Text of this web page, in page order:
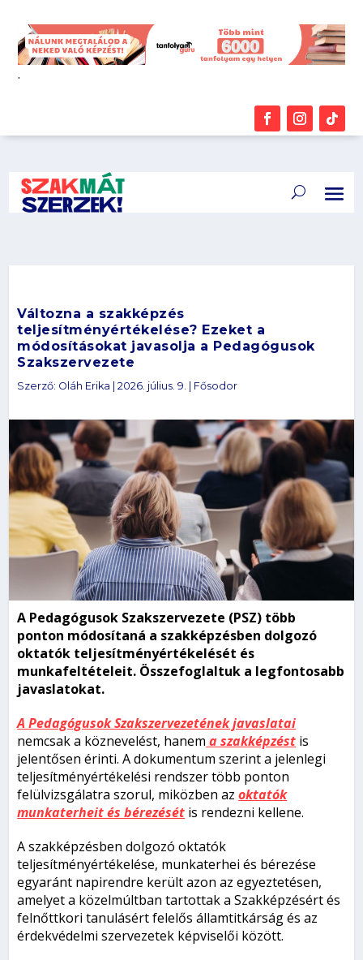
.
Változna a szakképzés
teljesítményértékelése? Ezeket a
módosításokat javasolja a Pedagógusok
Szakszervezete
Szerző: Oláh Erika |2026. július. 9. Fősodor
A Pedagógusok Szakszervezete (PSZ) több
ponton módosítaná a szakképzésben dolgozó
oktatók teljesítményértékelését és
munkafeltételeit. Összefoglaltuk a legfontosabb
javaslatokat.
A Pedagógusok Szakszervezetének javaslatai
nemcsak a köznevelést, hanem a szakképzést is
jelentősen érinti. A dokumentum szerint a jelenlegi
teljesítményértékelési rendszer több ponton
felülvizsgálatra szorul, miközben azoktatók
munkaterheit és bérezését is rendezni kellene.
A szakképzésben dolgozó oktatók
teljesítményértékelése, munkaterhei és bérezése
egyaránt napirendre került azon az egyeztetésen,
amelyet a közelmúltban tartottak a Szakképzésért és
felnőttkori tanulásért felelős államtitkárság és az
érdekvédelmi szervezetek képviselői között.